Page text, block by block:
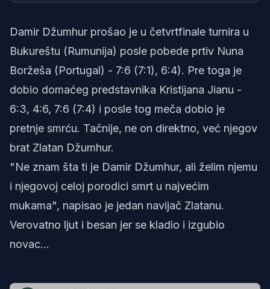
Damir Džumhur prošao je u četvrtfinale turnira u
Bukureštu (Rumunija) posle pobede prtiv Nuna
Boržeša (Portugal) - 7:6 (7:1), 6:4). Pre toga je
dobio domaćeg predstavnika Kristijana Jianu -
6:3, 4:6, 7:6 (7:4) i posle tog meča dobio je
pretnje smrću. Tačnije, ne on direktno, već njegov
brat Zlatan Džumhur.
"Ne znam šta ti je Damir Džumhur, ali želim njemu
i njegovoj celoj porodici smrt u najvećim
mukama", napisao je jedan navijač Zlatanu.
Verovatno ljut i besan jer se kladio i izgubio
novac...